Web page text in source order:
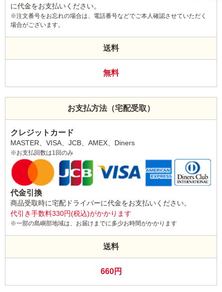
に代金をお支払いください。
※注文番号をお忘れの場合は、電話番号などでご本人確認させていただく
場合がございます。
送料
無料
お支払方法（宅配受取）
クレジットカード
MASTER、VISA、JCB、AMEX、Diners
※お支払回数は1回のみ
代金引換
商品受取時に宅配ドライバーに代金をお支払いください。
代引き手数料330円(税込)がかかります
※一部の島嶼部地域は、お届けまでに多少お時間がかかります
送料
660円